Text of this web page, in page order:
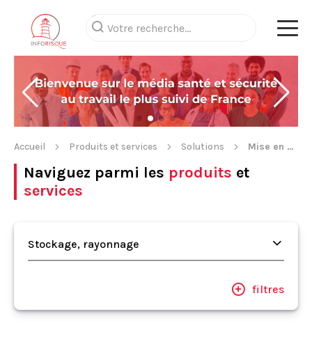
Accueil Produits et services Solutions Mise en conformité / remise en état
Naviguez parmi les produits et
services
Stockage, rayonnage
filtres